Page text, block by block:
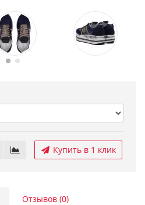
Купить в 1 клик
Отзывов (0)